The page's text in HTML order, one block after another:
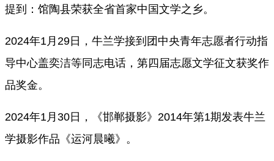
提到：馆陶县荣获全省首家中国文学之乡。
2024年1月29日，牛兰学接到团中央青年志愿者行动指
导中心盖奕洁等同志电话，第四届志愿文学征文获奖作
品奖金。
2024年1月30日，《邯郸摄影》2014年第1期发表牛兰
学摄影作品《运河晨曦》。